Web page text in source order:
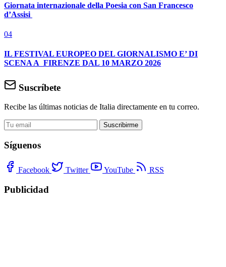
Giornata internazionale della Poesia con San Francesco
d’Assisi
04
IL FESTIVAL EUROPEO DEL GIORNALISMO E’ DI
SCENA A FIRENZE DAL 10 MARZO 2026
Suscríbete
Recibe las últimas noticias de Italia directamente en tu correo.
Suscribirme
Síguenos
Facebook Twitter YouTube RSS
Publicidad